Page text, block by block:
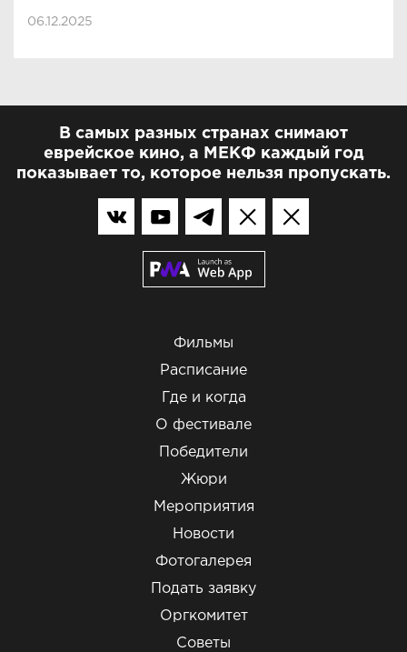
06.12.2025
В самых разных странах снимают
еврейское кино, а МЕКФ каждый год
показывает то, которое нельзя пропускать.
Фильмы
Расписание
Где и когда
О фестивале
Победители
Жюри
Мероприятия
Новости
Фотогалерея
Подать заявку
Оргкомитет
Советы